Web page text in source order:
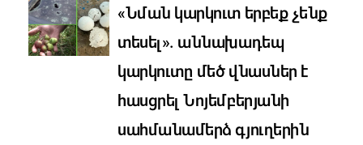
«Նման կարկուտ երբեք չենք
տեսել». աննախադեպ
կարկուտը մեծ վնասներ է
հասցրել Նոյեմբերյանի
սահմանամերձ գյուղերին